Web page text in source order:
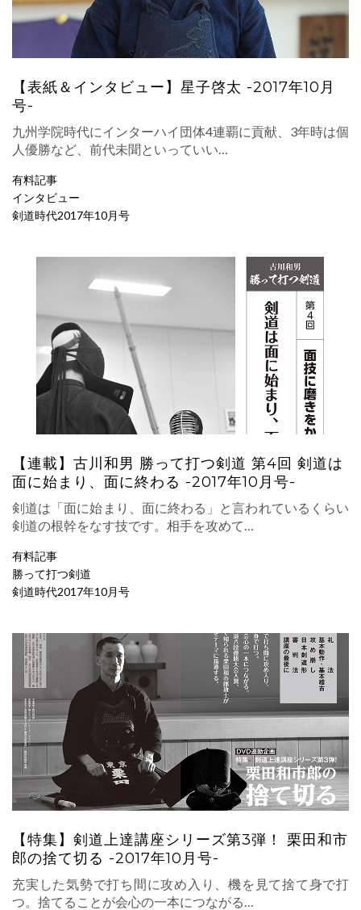
【表紙＆インタビュー】星子啓太 -2017年10月
号-
九州学院時代にインターハイ団体4連覇に貢献、3年時は個
人優勝など、前代未聞といっていい…
有料記事
インタビュー
剣道時代2017年10月号
【連載】古川和男 勝って打つ剣道 第4回 剣道は
面に始まり、面に終わる -2017年10月号-
剣道は「面に始まり、面に終わる」と言われているくらい
剣道の根幹をなす技です。相手を攻めて…
有料記事
勝って打つ剣道
剣道時代2017年10月号
【特集】剣道上達講座シリーズ第3弾！ 栗田和市
郎の捨て切る -2017年10月号-
充実した気勢で打ち間に攻め入り、機を見て捨て身で打
つ。捨てることが会心の一本につながる…